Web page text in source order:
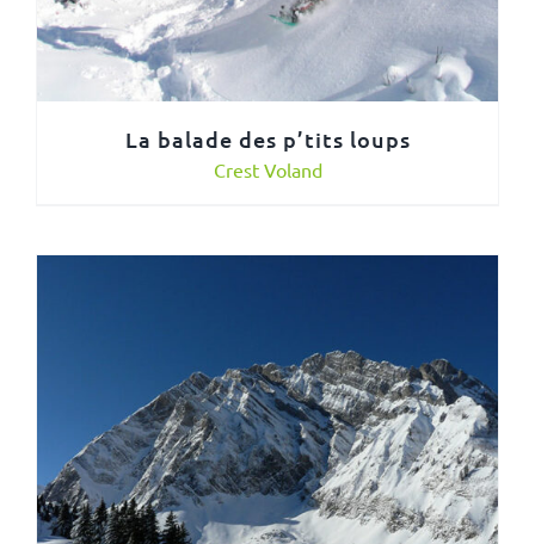
La balade des p’tits loups
Crest Voland